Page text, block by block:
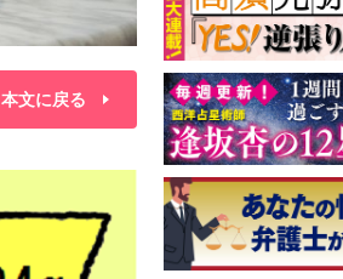
本文に戻る